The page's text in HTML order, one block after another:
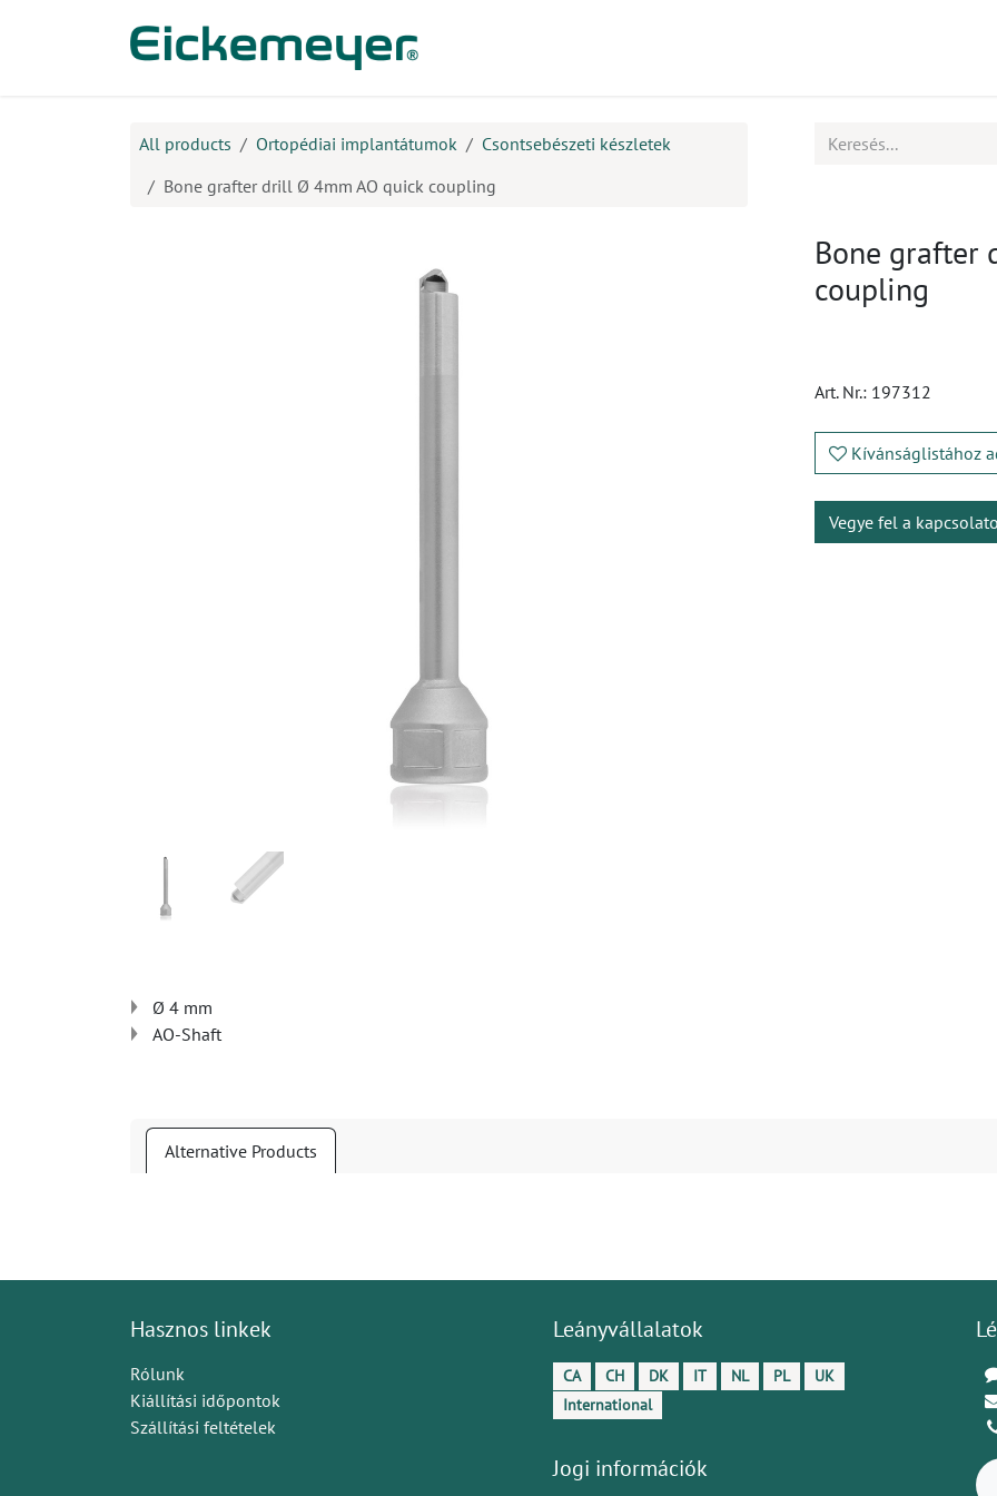
All products Ortopédiai implantátumok
Csontsebészeti készletek
Bone grafter drill Ø 4mm AO quick coupling
Bone grafter
coupling
Art. Nr.: 197312
Kívánságlistához
Vegye fel a
Ø 4 mm
AO-Shaft
Alternative Products
Hasznos linkek
Rólunk
Kiállítási időpontok
Szállítási feltételek
Leányvállalatok
CA CH DK IT NL PL
UK
International
Jogi információk